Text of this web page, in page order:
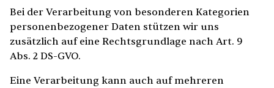
Bei der Verarbeitung von besonderen Kategorien
personenbezogener Daten stützen wir uns
zusätzlich auf eine Rechtsgrundlage nach Art. 9
Abs. 2 DS-GVO.
Eine Verarbeitung kann auch auf mehreren